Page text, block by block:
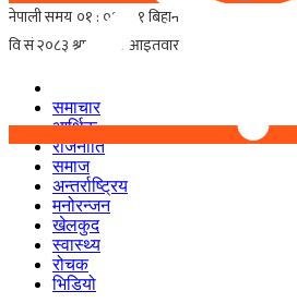
समाचार
आर्थिक
राजनीति
समाज
अन्तर्राष्ट्रिय
मनोरन्जन
खेलकुद
स्वास्थ्य
रोचक
भिडियो